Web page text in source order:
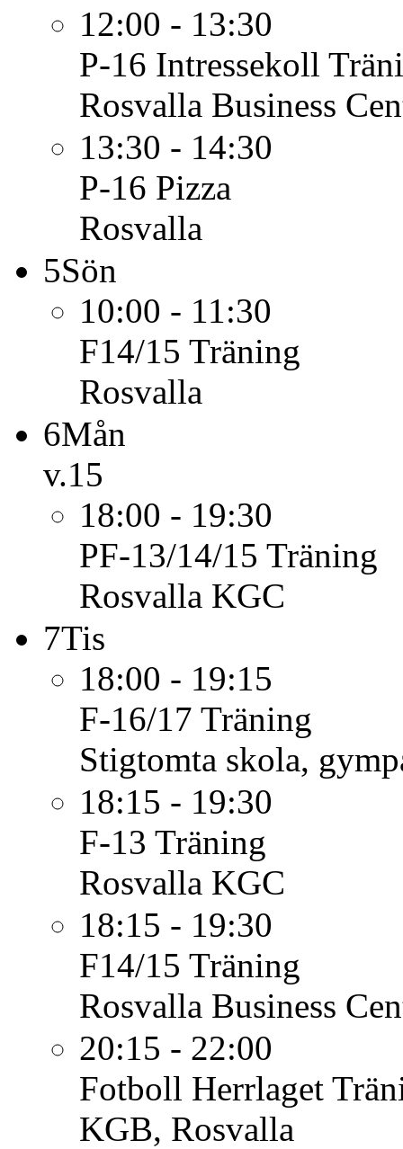
12:00 - 13:30
P-16 Intressekoll
Rosvalla Business
13:30 - 14:30
P-16 Pizza
Rosvalla
5Sön
10:00 - 11:30
F14/15 Träning
Rosvalla
6Mån
v.15
18:00 - 19:30
PF-13/14/15 Träning
Rosvalla KGC
7Tis
18:00 - 19:15
F-16/17 Träning
Stigtomta skola,
18:15 - 19:30
F-13 Träning
Rosvalla KGC
18:15 - 19:30
F14/15 Träning
Rosvalla Business
20:15 - 22:00
Fotboll Herrlaget
KGB, Rosvalla